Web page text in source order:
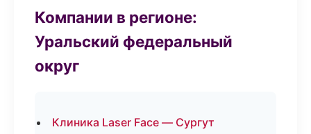
Компании в регионе:
Уральский федеральный
округ
Клиника Laser Face — Сургут